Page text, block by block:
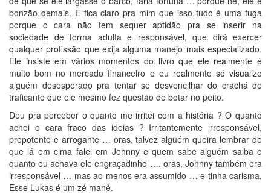
bonzão demais. E fica claro pra mim que isso tudo é uma fuga
porque o cara não tem sequer aptidão pra se inserir na
sociedade de forma adulta e responsável, que dirá exercer
qualquer profissão que exija alguma manejo mais especializado.
Ele insiste em vários momentos do livro que ele realmente é
muito bom no mercado financeiro e eu realmente só visualizo
alguém desesperado pra tentar se desvencilhar do crachá de
traficante que ele mesmo fez questão de botar no peito.
Deu pra perceber o quanto me irritei com a história ? O quanto
achei o cara fraco das ideias ? Irritantemente irresponsável,
prepotente e arrogante … oras, talvez alguém queira lembrar de
que lá em cima falei em Johnny e quem sabe alguém saiba o
quanto eu achava ele engraçadinho …. oras, Johnny também era
irresponsável … mas ao menos era assumido … e tinha carisma.
Esse Lukas é um zé mané.